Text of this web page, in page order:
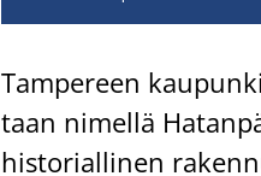
Tam­pe­reen
taan ni­mel­lä
his­to­rial­li­nen